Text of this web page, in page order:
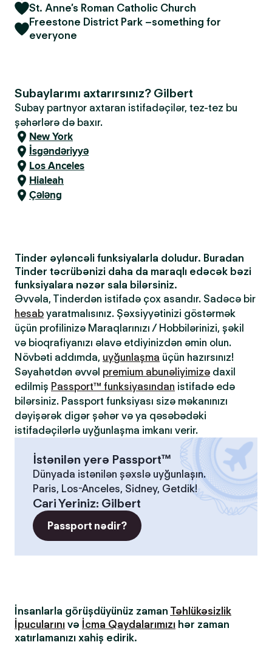
St. Anne’s Roman Catholic Church
Freestone District Park –something for
everyone
Subaylarımı axtarırsınız? Gilbert
Subay partnyor axtaran istifadəçilər, tez-tez bu
şəhərlərə də baxır.
New York
İsgəndəriyyə
Los Anceles
Hialeah
Çələng
Tinder əyləncəli funksiyalarla doludur. Buradan
Tinder təcrübənizi daha da maraqlı edəcək bəzi
funksiyalara nəzər sala bilərsiniz.
Əvvəla, Tinderdən istifadə çox asandır. Sadəcə bir
hesab yaratmalısınız. Şəxsiyyətinizi göstərmək
üçün profilinizə Maraqlarınızı / Hobbilərinizi, şəkil
və bioqrafiyanızı əlavə etdiyinizdən əmin olun.
Növbəti addımda, uyğunlaşma üçün hazırsınız!
Səyahətdən əvvəl premium abunəliyimizə daxil
edilmiş Passport™ funksiyasından istifadə edə
bilərsiniz. Passport funksiyası sizə məkanınızı
dəyişərək digər şəhər və ya qəsəbədəki
istifadəçilərlə uyğunlaşma imkanı verir.
İstənilən yerə Passport™
Dünyada istənilən şəxslə uyğunlaşın.
Paris, Los-Anceles, Sidney, Getdik!
Cari Yeriniz: Gilbert
Passport nədir?
İnsanlarla görüşdüyünüz zaman Təhlükəsizlik
İpucularını və İcma Qaydalarımızı hər zaman
xatırlamanızı xahiş edirik.